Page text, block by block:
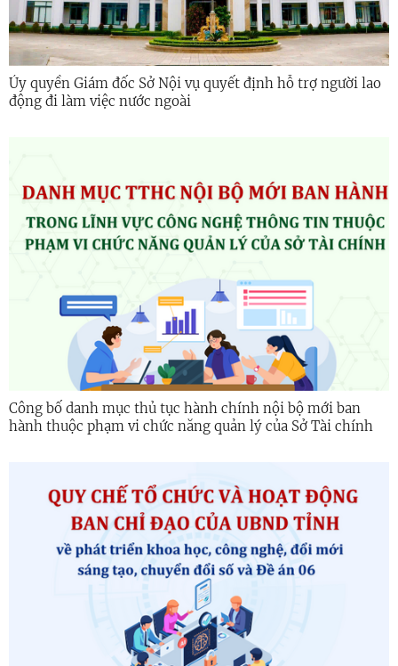
Ủy quyền Giám đốc Sở Nội vụ quyết định hỗ trợ người lao
động đi làm việc nước ngoài
Công bố danh mục thủ tục hành chính nội bộ mới ban
hành thuộc phạm vi chức năng quản lý của Sở Tài chính